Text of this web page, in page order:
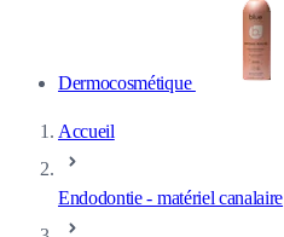
Dermocosmétique
Accueil
Endodontie - matériel canalaire